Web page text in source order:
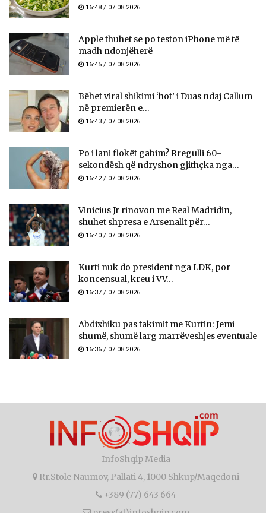
16:48 / 07.08.2026
Apple thuhet se po teston iPhone më të
madh ndonjëherë
16:45 / 07.08.2026
Bëhet viral shikimi ‘hot’ i Duas ndaj Callum
në premierën e...
16:43 / 07.08.2026
Po i lani flokët gabim? Rregulli 60-
sekondësh që ndryshon gjithçka nga...
16:42 / 07.08.2026
Vinicius Jr rinovon me Real Madridin,
shuhet shpresa e Arsenalit për...
16:40 / 07.08.2026
Kurti nuk do president nga LDK, por
koncensual, kreu i VV...
16:37 / 07.08.2026
Abdixhiku pas takimit me Kurtin: Jemi
shumë, shumë larg marrëveshjes eventuale
16:36 / 07.08.2026
InfoShqip Media
Rr.Stole Naumov, Pallati 4, 1000 Shkup/Maqedoni
+389 (77) 643 664